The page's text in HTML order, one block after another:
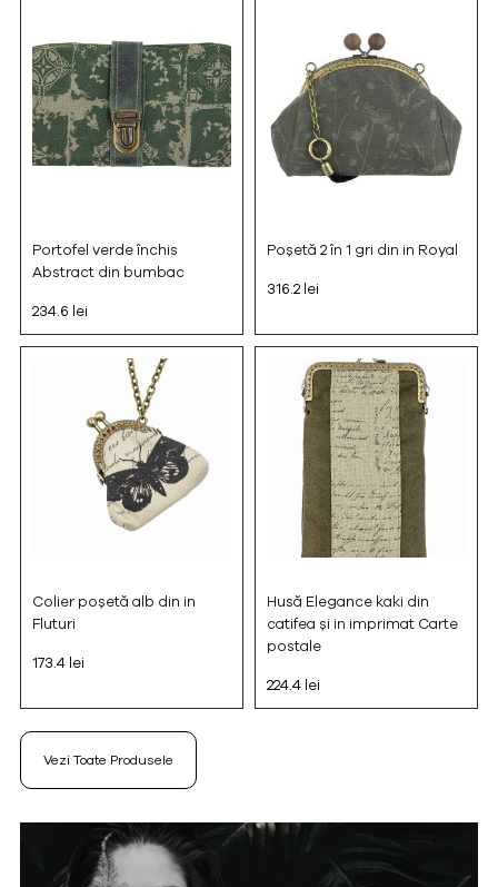
Portofel verde închis
Abstract din bumbac
234.6 lei
Poșetă 2 în 1 gri din in Royal
316.2 lei
Colier poșetă alb din in
Fluturi
173.4 lei
Husă Elegance kaki din
catifea și in imprimat Carte
postale
224.4 lei
Vezi Toate Produsele